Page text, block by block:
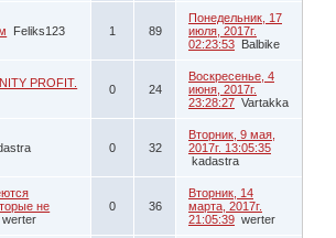
Feliks123 1 89
Понедельник, 17
июля, 2017г.
02:23:53 Balbike
PROFIT.
0 24
Воскресенье, 4
июня, 2017г.
23:28:27 Vartakka
0 32
Вторник, 9 мая,
2017г. 13:05:35
kadastra
не
werter
0 36
Вторник, 14
марта, 2017г.
21:05:39 werter